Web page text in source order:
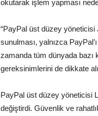
okutarak işlem yapması
“PayPal üst düzey yöneticisi
sunulması, yalnızca
zamanda tüm dünyada bazı
gereksinimlerini de dikkate
PayPal üst düzey yöneticisi
değiştirdi. Güvenlik ve